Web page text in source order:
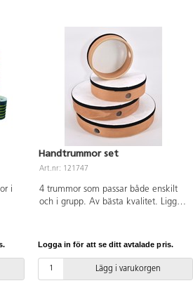
i
de
Handtrummor set
Art.nr: 121747
4 trummor som passar både enskilt
och i grupp. Av bästa kvalitet. Ligger
Logga in för att se ditt avtalade pris.
Lägg i varukorgen